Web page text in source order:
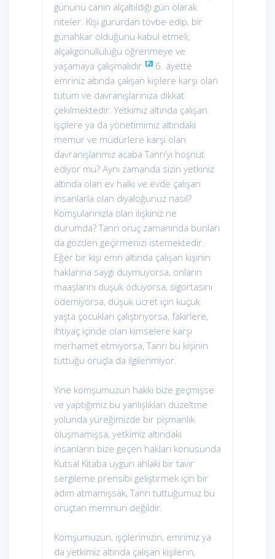
gününü canın alçaltıldığı gün olarak
niteler. Kişi gururdan tövbe edip, bir
günahkar olduğunu kabul etmeli,
alçakgönüllülüğü öğrenmeye ve
yaşamaya çalışmalıdır [2].6. ayette
emriniz altında çalışan kişilere karşı olan
tutum ve davranışlarınıza dikkat
çekilmektedir. Yetkimiz altında çalışan
işçilere ya da yönetimimiz altındaki
memur ve müdürlere karşı olan
davranışlarımız acaba Tanrı’yı hoşnut
ediyor mu? Aynı zamanda sizin yetkiniz
altında olan ev halkı ve evde çalışan
insanlarla olan diyaloğunuz nasıl?
Komşularınızla olan ilişkiniz ne
durumda? Tanrı oruç zamanında bunları
da gözden geçirmenizi istemektedir.
Eğer bir kişi emri altında çalışan kişinin
haklarına saygı duymuyorsa, onların
maaşlarını düşük ödüyorsa, sigortasını
ödemiyorsa, düşük ücret için küçük
yaşta çocukları çalıştırıyorsa, fakirlere,
ihtiyaç içinde olan kimselere karşı
merhamet etmiyorsa, Tanrı bu kişinin
tuttuğu oruçla da ilgilenmiyor.
Yine komşumuzun hakkı bize geçmişse
ve yaptığımız bu yanlışlıkları düzeltme
yolunda yüreğimizde bir pişmanlık
oluşmamışsa, yetkimiz altındaki
insanların bize geçen hakları konusunda
Kutsal Kitaba uygun ahlaki bir tavır
sergileme prensibi geliştirmek için bir
adım atmamışsak, Tanrı tuttuğumuz bu
oruçtan memnun değildir.
Komşumuzun, işçilerimizin, emrimiz ya
da yetkimiz altında çalışan kişilerin,